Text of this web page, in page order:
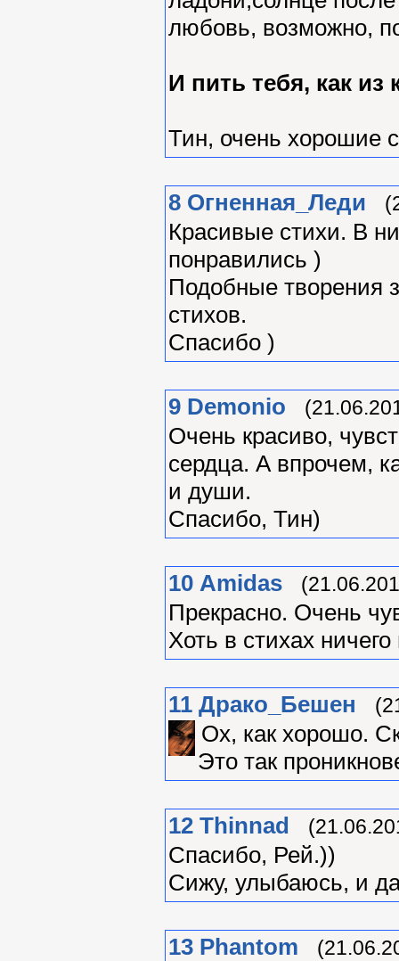
любовь, возможно,
И пить тебя, как из
Тин, очень хорошие
8 Огненная_Леди
Красивые стихи. В
понравились )
Подобные творения
стихов.
Спасибо )
9 Demonio
Очень красиво,
сердца. А впрочем,
и души.
Спасибо, Тин)
10 Amidas
Прекрасно. Очень
Хоть в стихах
11 Драко_Бешен
Ох, как хорошо.
Это так
12 Thinnad
Спасибо, Рей.))
Сижу, улыбаюсь, и
13 Phantom